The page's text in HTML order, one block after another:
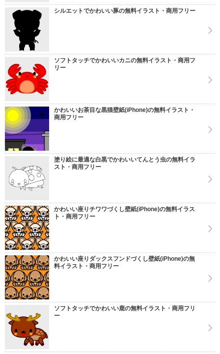
シルエットでかわいい豚の無料イラスト・商用フリー
ソフトタッチでかわいいカニの無料イラスト・商用フ
リー
かわいいお茶目な黒猫壁紙(iPhone)の無料イラスト・
商用フリー
塗り絵に最適な白黒でかわいいてんとう虫の無料イラ
スト・商用フリー
かわいい座りチワワづくし壁紙(iPhone)の無料イラス
ト・商用フリー
かわいい座りダックスフンドづくし壁紙(iPhone)の無
料イラスト・商用フリー
ソフトタッチでかわいい鹿の無料イラスト・商用フリ
ー